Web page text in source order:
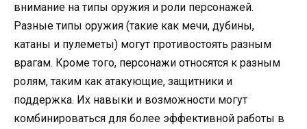
внимание на типы оружия и роли персонажей.
Разные типы оружия (такие как мечи, дубины,
катаны и пулеметы) могут противостоять разным
врагам. Кроме того, персонажи относятся к разным
ролям, таким как атакующие, защитники и
поддержка. Их навыки и возможности могут
комбинироваться для более эффективной работы в